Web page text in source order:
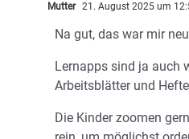
Mutter 21. August 2025 um
Na gut, das war mir
Lernapps sind ja auch
Arbeitsblätter und
Die Kinder zoomen